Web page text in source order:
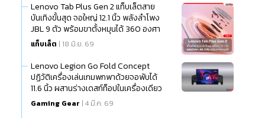
Lenovo Tab Plus Gen 2 แท็บเล็ตสาย
บันเทิงขั้นสุด จอใหญ่ 12.1 นิ้ว พลังลำโพง
JBL 9 ตัว พร้อมขาตั้งหมุนได้ 360 องศา
แท็บเล็ต | 18 มิ.ย. 69
Lenovo Legion Go Fold Concept
ปฏิวัติเครื่องเล่นเกมพกพาด้วยจอพับได้
11.6 นิ้ว ผสานร่างเดสก์ท็อปในเครื่องเดียว
Gaming Gear | 4 มี.ค. 69